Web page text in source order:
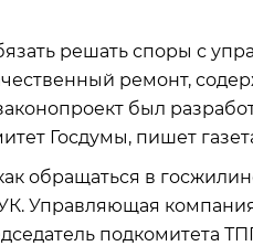
решать споры с
ремонт,
был
Госдумы, пишет
обращаться в
Управляющая
подкомитета